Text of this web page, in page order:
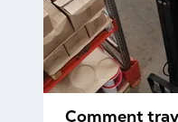
Comment